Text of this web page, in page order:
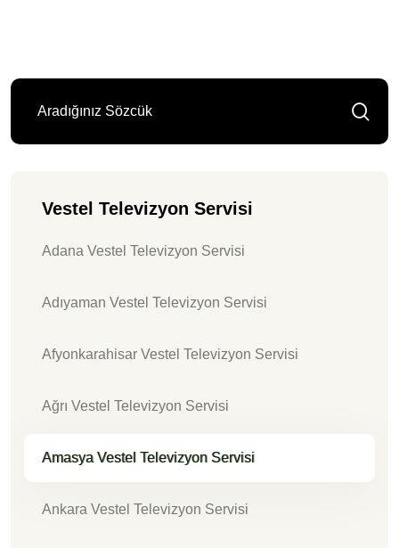
Vestel Televizyon Servisi
Adana Vestel Televizyon Servisi
Adıyaman Vestel Televizyon Servisi
Afyonkarahisar Vestel Televizyon Servisi
Ağrı Vestel Televizyon Servisi
Amasya Vestel Televizyon Servisi
Ankara Vestel Televizyon Servisi